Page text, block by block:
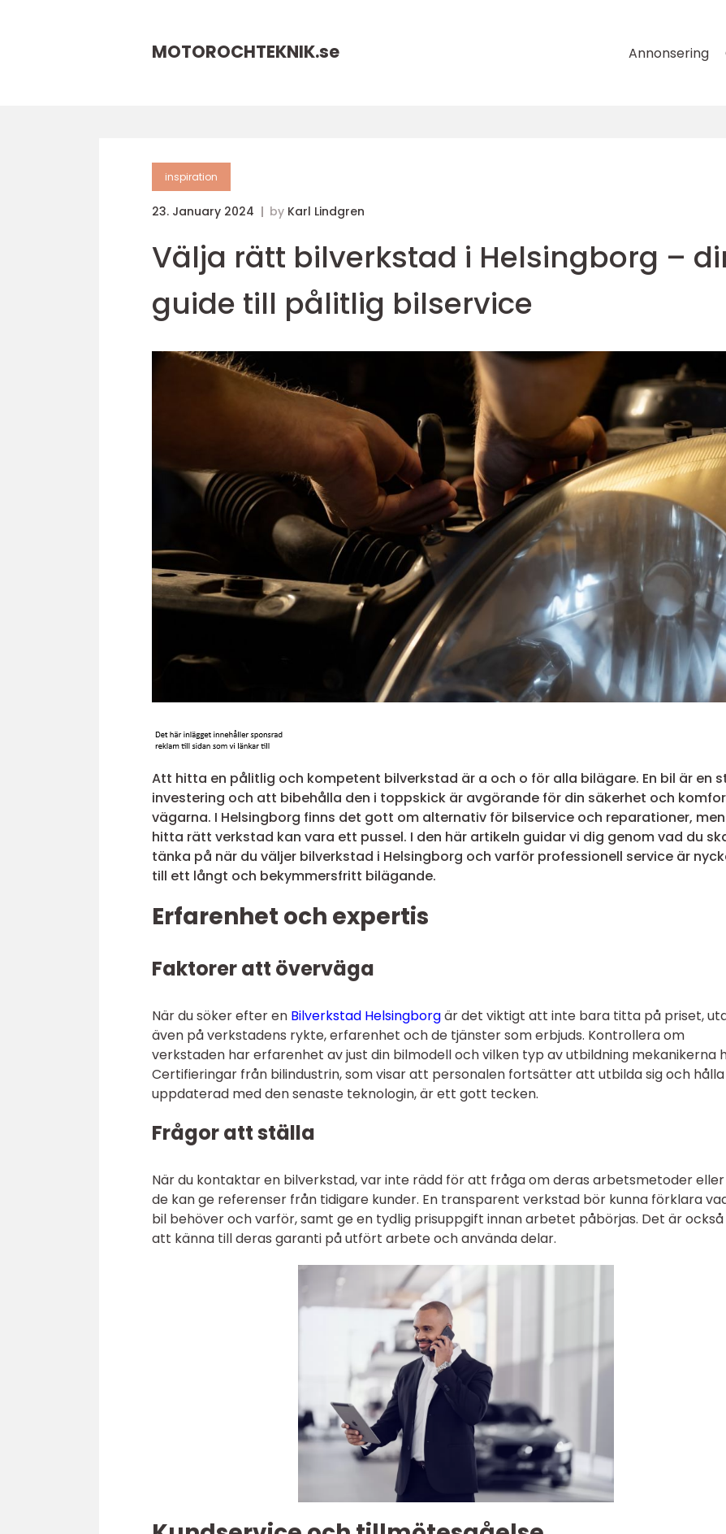
MOTOROCHTEKNIK.se Annonsering
inspiration
23. January 2024 by Karl Lindgren
Välja rätt bilverkstad i Helsingborg –
guide till pålitlig bilservice
Att hitta en pålitlig och kompetent bilverkstad är a och o för alla bilägare. En bil är en
investering och att bibehålla den i toppskick är avgörande för din säkerhet och
vägarna. I Helsingborg finns det gott om alternativ för bilservice och reparationer,
hitta rätt verkstad kan vara ett pussel. I den här artikeln guidar vi dig genom vad du
tänka på när du väljer bilverkstad i Helsingborg och varför professionell service är
till ett långt och bekymmersfritt bilägande.
Erfarenhet och expertis
Faktorer att överväga
När du söker efter en Bilverkstad Helsingborgär det viktigt att inte bara titta på priset,
även på verkstadens rykte, erfarenhet och de tjänster som erbjuds. Kontrollera om
verkstaden har erfarenhet av just din bilmodell och vilken typ av utbildning mekanikerna
Certifieringar från bilindustrin, som visar att personalen fortsätter att utbilda sig och hålla
uppdaterad med den senaste teknologin, är ett gott tecken.
Frågor att ställa
När du kontaktar en bilverkstad, var inte rädd för att fråga om deras arbetsmetoder
de kan ge referenser från tidigare kunder. En transparent verkstad bör kunna förklara
bil behöver och varför, samt ge en tydlig prisuppgift innan arbetet påbörjas. Det är
att känna till deras garanti på utfört arbete och använda delar.